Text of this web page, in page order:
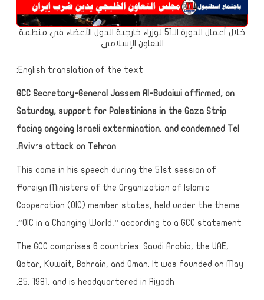
خلال أعمال الدورة الـ51 لوزراء خارجية الدول الأعضاء في منظمة
التعاون الإسلامي
English translation of the text:
GCC Secretary-General Jassem Al-Budaiwi affirmed, on
Saturday, support for Palestinians in the Gaza Strip
facing ongoing Israeli extermination, and condemned Tel
Aviv’s attack on Tehran.
This came in his speech during the 51st session of
Foreign Ministers of the Organization of Islamic
Cooperation (OIC) member states, held under the theme
“OIC in a Changing World,” according to a GCC statement.
The GCC comprises 6 countries: Saudi Arabia, the UAE,
Qatar, Kuwait, Bahrain, and Oman. It was founded on May
25, 1981, and is headquartered in Riyadh.